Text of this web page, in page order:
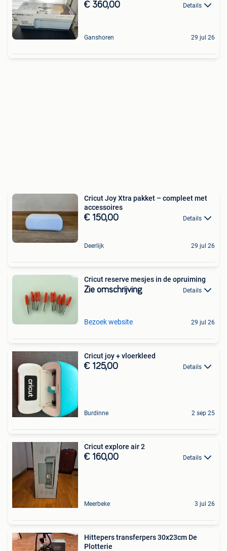
€ 360,00 Details
Ganshoren 29 jul 26
Cricut Joy Xtra pakket – compleet met
accessoires
€ 150,00 Details
Deerlijk 29 jul 26
Cricut reserve mesjes in de opruiming
Zie omschrijving Details
Bezoek website 29 jul 26
Cricut joy + vloerkleed
€ 125,00 Details
Burdinne 2 sep 25
Cricut explore air 2
€ 160,00 Details
Meerbeke 3 jul 26
Hittepers transferpers 30x23cm De
Plotterie